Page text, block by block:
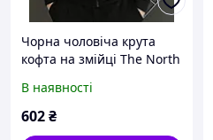
Чорна чоловіча крута
кофта на змійці The North
капюшоном чоловічі TNF
В наявності
602₴